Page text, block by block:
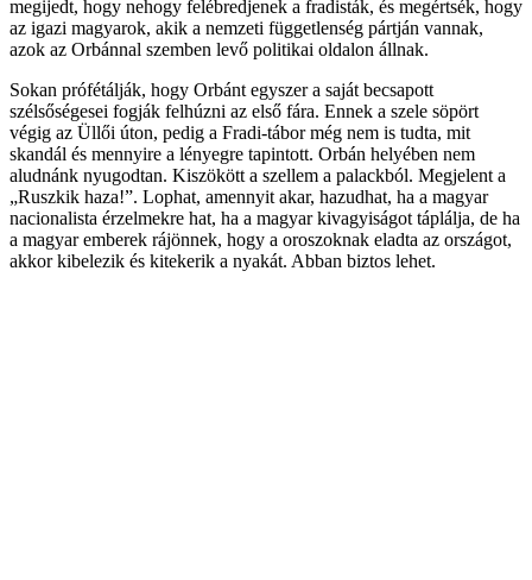
megijedt, hogy nehogy felébredjenek a fradisták, és megértsék, hogy
az igazi magyarok, akik a nemzeti függetlenség pártján vannak,
azok az Orbánnal szemben levő politikai oldalon állnak.
Sokan prófétálják, hogy Orbánt egyszer a saját becsapott
szélsőségesei fogják felhúzni az első fára. Ennek a szele söpört
végig az Üllői úton, pedig a Fradi-tábor még nem is tudta, mit
skandál és mennyire a lényegre tapintott. Orbán helyében nem
aludnánk nyugodtan. Kiszökött a szellem a palackból. Megjelent a
„Ruszkik haza!”. Lophat, amennyit akar, hazudhat, ha a magyar
nacionalista érzelmekre hat, ha a magyar kivagyiságot táplálja, de ha
a magyar emberek rájönnek, hogy a oroszoknak eladta az országot,
akkor kibelezik és kitekerik a nyakát. Abban biztos lehet.